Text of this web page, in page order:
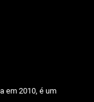
em 2010, é um